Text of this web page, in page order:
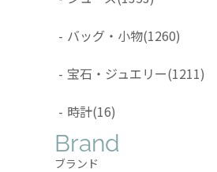
- バッグ・小物(1260)
- 宝石・ジュエリー(1211)
- 時計(16)
Brand
ブランド